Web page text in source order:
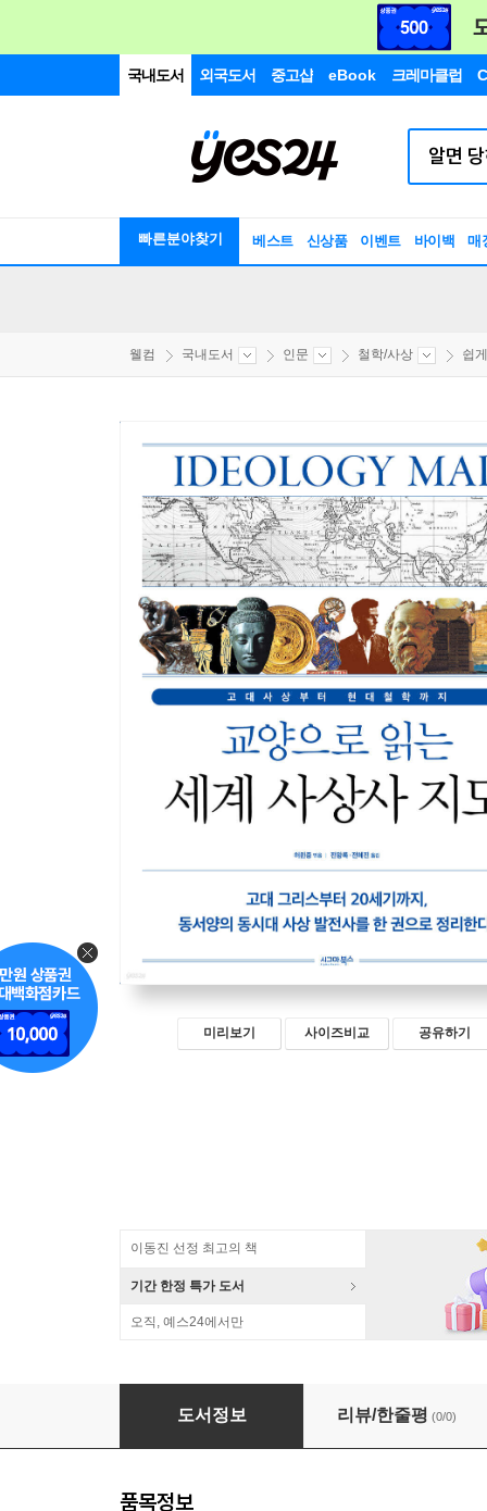
국내도서 외국도서 중고샵 eBook 크레마클럽
빠른분야찾기 베스트 신상품 이벤트 바이백 매
웰컴 국내도서 인문 철학/사상 쉽
미리보기 사이즈비교 공유하기
이동진 선정 최고의 책
기간 한정 특가 도서
오직, 예스24에서만
교양으로 읽는 세계 사상사 지도
도서정보 리뷰/한줄평 (0/0)
품목정보